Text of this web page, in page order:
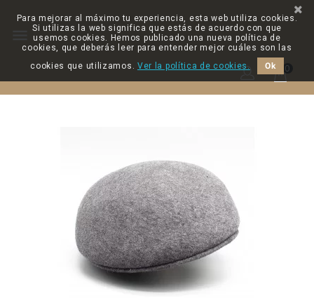
0
Para mejorar al máximo tu experiencia, esta web utiliza cookies.
Si utilizas la web significa que estás de acuerdo con que
usemos cookies. Hemos publicado una nueva política de
cookies, que deberás leer para entender mejor cuáles son las
cookies que utilizamos. Ver la política de cookies. Ok